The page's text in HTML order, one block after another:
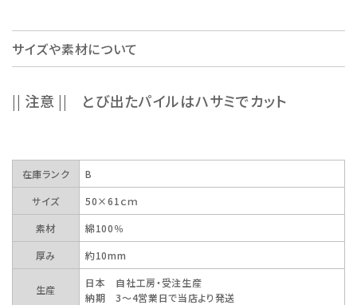
サイズや素材について
|| 注意 || とび出たパイルはハサミでカット
在庫ランク
B
サイズ
50×61ｃｍ
素材
綿100％
厚み
約10mm
生産
日本 自社工房・受注生産
納期 3～4営業日で当店より発送